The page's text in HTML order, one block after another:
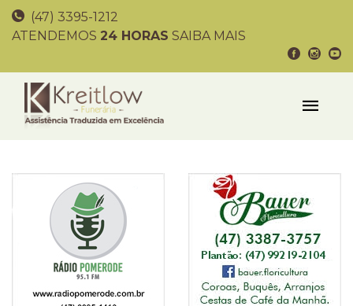
(47) 3395-1212
ATENDEMOS 24 HORAS SAIBA MAIS